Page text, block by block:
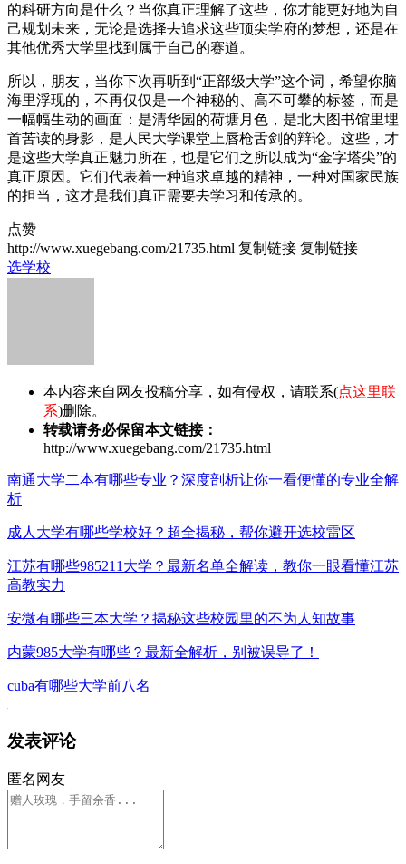
的科研方向是什么？当你真正理解了这些，你才能更好地为自
己规划未来，无论是选择去追求这些顶尖学府的梦想，还是在
其他优秀大学里找到属于自己的赛道。
所以，朋友，当你下次再听到“正部级大学”这个词，希望你脑
海里浮现的，不再仅仅是一个神秘的、高不可攀的标签，而是
一幅幅生动的画面：是清华园的荷塘月色，是北大图书馆里埋
首苦读的身影，是人民大学课堂上唇枪舌剑的辩论。这些，才
是这些大学真正魅力所在，也是它们之所以成为“金字塔尖”的
真正原因。它们代表着一种追求卓越的精神，一种对国家民族
的担当，这才是我们真正需要去学习和传承的。
点赞
http://www.xuegebang.com/21735.html 复制链接 复制链接
选学校
本内容来自网友投稿分享，如有侵权，请联系(点这里联
系)删除。
转载请务必保留本文链接：
http://www.xuegebang.com/21735.html
南通大学二本有哪些专业？深度剖析让你一看便懂的专业全解
析
成人大学有哪些学校好？超全揭秘，帮你避开选校雷区
江苏有哪些985211大学？最新名单全解读，教你一眼看懂江苏
高教实力
安微有哪些三本大学？揭秘这些校园里的不为人知故事
内蒙985大学有哪些？最新全解析，别被误导了！
cuba有哪些大学前八名
发表评论
匿名网友